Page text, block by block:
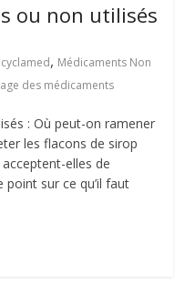
ou non utilisés
cyclamed, Médicaments Non
des médicaments
: Où peut-on ramener
les flacons de sirop
elles de
sur ce qu’il faut